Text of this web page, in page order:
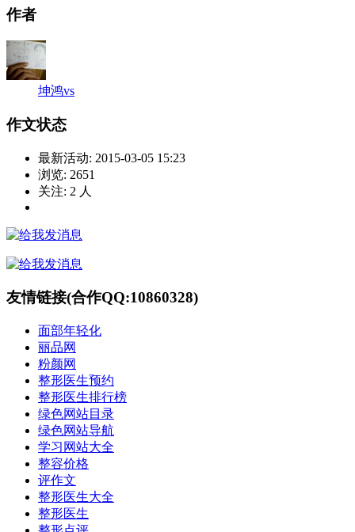
作者
坤鸿vs
作文状态
最新活动: 2015-03-05 15:23
浏览: 2651
关注: 2 人
友情链接(合作QQ:10860328)
面部年轻化
丽品网
粉颜网
整形医生预约
整形医生排行榜
绿色网站目录
绿色网站导航
学习网站大全
整容价格
评作文
整形医生大全
整形医生